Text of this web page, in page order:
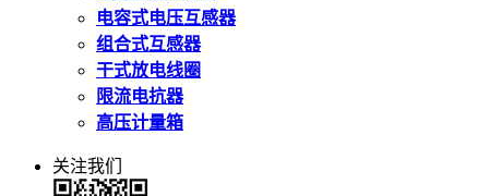
电容式电压互感器
组合式互感器
干式放电线圈
限流电抗器
高压计量箱
关注我们